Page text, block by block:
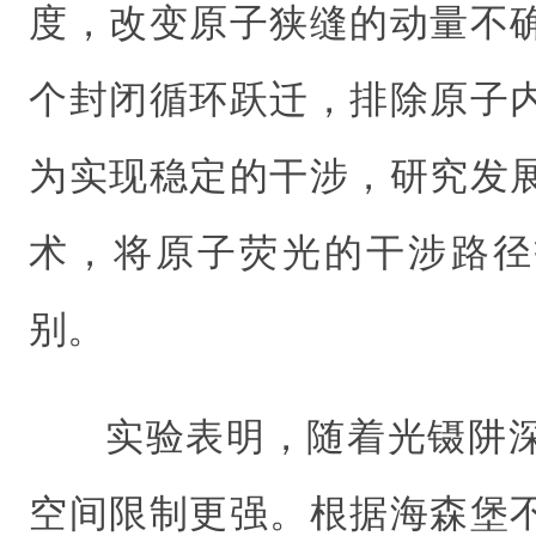
度，改变原子狭缝的动量不
个封闭循环跃迁，排除原子
为实现稳定的干涉，研究发
术，将原子荧光的干涉路
别。
实验表明，随着光镊阱
空间限制更强。根据海森堡